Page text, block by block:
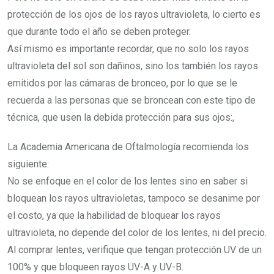
protección de los ojos de los rayos ultravioleta, lo cierto es
que durante todo el año se deben proteger.
Así mismo es importante recordar, que no solo los rayos
ultravioleta del sol son dañinos, sino los también los rayos
emitidos por las cámaras de bronceo, por lo que se le
recuerda a las personas que se broncean con este tipo de
técnica, que usen la debida protección para sus ojos:,
La Academia Americana de Oftalmología recomienda los
siguiente:
No se enfoque en el color de los lentes sino en saber si
bloquean los rayos ultravioletas, tampoco se desanime por
el costo, ya que la habilidad de bloquear los rayos
ultravioleta, no depende del color de los lentes, ni del precio.
Al comprar lentes, verifique que tengan protección UV de un
100% y que bloqueen rayos UV-A y UV-B.